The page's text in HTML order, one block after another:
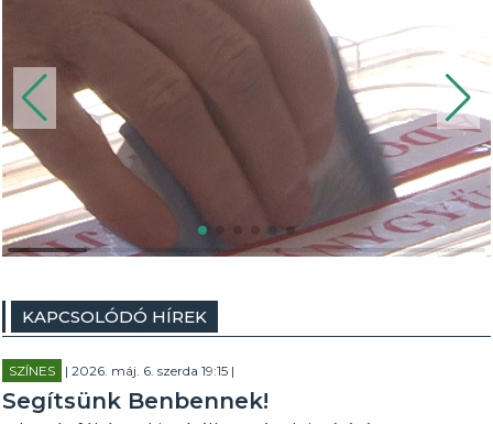
KAPCSOLÓDÓ HÍREK
SZÍNES | 2026. máj. 6. szerda 19:15 |
Segítsünk Benbennek!